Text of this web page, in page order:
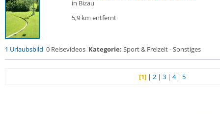
in Bizau
5,9 km entfernt
1 Urlaubsbild 0 Reisevideos Kategorie: Sport & Freizeit - Sonstiges
[1] |2 |3 |4| 5